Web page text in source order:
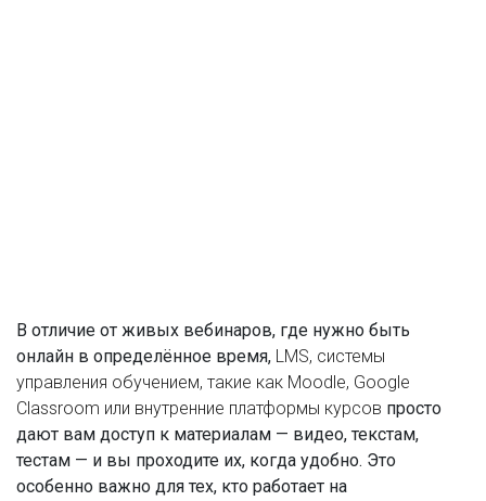
В отличие от живых вебинаров, где нужно быть
онлайн в определённое время, LMS, системы
управления обучением, такие как Moodle, Google
Classroom или внутренние платформы курсов просто
дают вам доступ к материалам — видео, текстам,
тестам — и вы проходите их, когда удобно. Это
особенно важно для тех, кто работает на